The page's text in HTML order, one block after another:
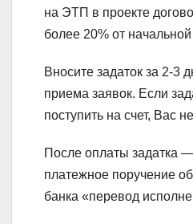
на ЭТП в проекте
более 20% от
Вносите задаток за 2-3
приема заявок. Если
поступить на счет, Вас
После оплаты задатка
платежное поручение
банка «перевод